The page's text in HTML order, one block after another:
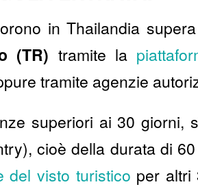
in Thailandia
(TR) tramite la
tramite agenzie
superiori ai 30 giorni,
cioè della durata di
del visto turistico per altri